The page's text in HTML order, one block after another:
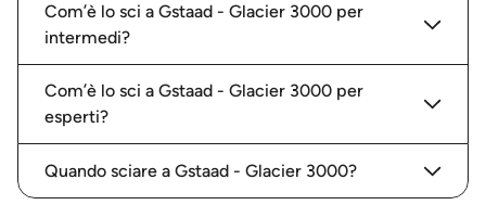
Com’è lo sci a Gstaad - Glacier 3000 per
intermedi?
Com’è lo sci a Gstaad - Glacier 3000 per
esperti?
Quando sciare a Gstaad - Glacier 3000?